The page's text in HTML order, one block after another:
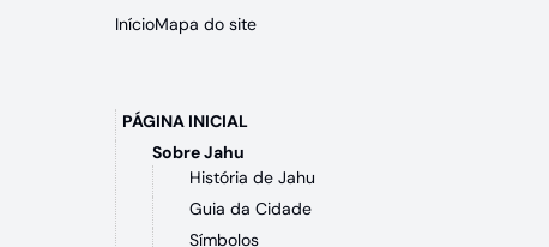
InícioMapa do site
PÁGINA INICIAL
Sobre Jahu
História de Jahu
Guia da Cidade
Símbolos